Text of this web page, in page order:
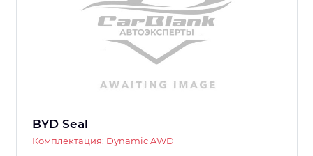
BYD Seal
Комплектация: Dynamic AWD